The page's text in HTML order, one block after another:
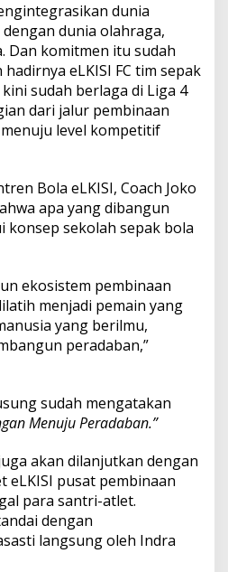
dunia
dunia olahraga,
Dan komitmen itu sudah
eLKISI FC tim sepak
sudah berlaga di Liga 4
dari jalur pembinaan
level kompetitif
Bola eLKISI, Coach Joko
apa yang dibangun
konsep sekolah sepak bola
ekosistem pembinaan
menjadi pemain yang
yang berilmu,
peradaban,”
sudah mengatakan
Menuju Peradaban.”
akan dilanjutkan dengan
eLKISI pusat pembinaan
para santri-atlet.
dengan
langsung oleh Indra